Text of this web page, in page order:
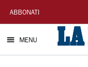
La
Nuova
Sardegna
ABBONATI
MENU